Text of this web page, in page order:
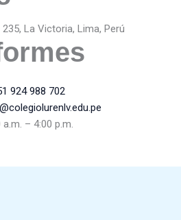
La Victoria, Lima, Perú
924 988 702
a.m. – 4:00 p.m.